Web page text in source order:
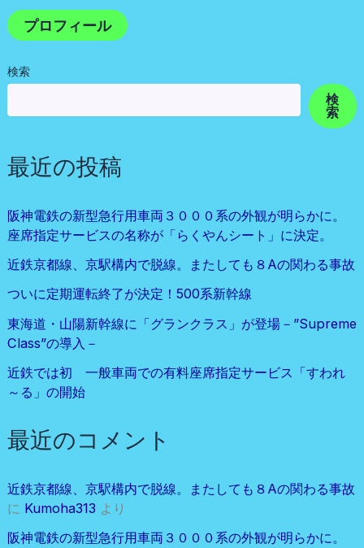
プロフィール
検索
検
索
最近の投稿
阪神電鉄の新型急行用車両３０００系の外観が明らかに。
座席指定サービスの名称が「らくやんシート」に決定。
近鉄京都線、京駅構内で脱線。またしても８Aの関わる事故
ついに定期運転終了が決定！500系新幹線
東海道・山陽新幹線に「グランクラス」が登場－”Supreme
Class”の導入－
近鉄では初 一般車両での有料座席指定サービス「すわれ
～る」の開始
最近のコメント
近鉄京都線、京駅構内で脱線。またしても８Aの関わる事故
に Kumoha313 より
阪神電鉄の新型急行用車両３０００系の外観が明らかに。